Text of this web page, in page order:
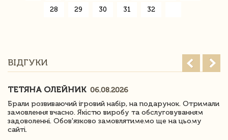
28 29 30 31 32
ВІДГУКИ
ТЕТЯНА ОЛЕЙНИК 06.08.2026
Брали розвиваючий ігровий набір, на подарунок. Отримали
замовлення вчасно. Якістю виробу та обслуговуванням
задоволенні. Обов'язково замовлятимемо ще на цьому
сайті.